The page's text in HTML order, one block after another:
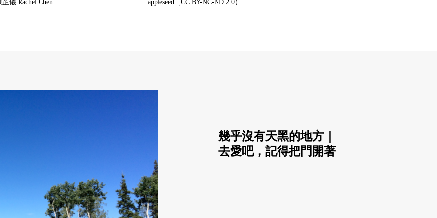
芷儀 Rachel Chen appleseed（CC BY-NC-ND 2.0）
幾乎沒有天黑的地方｜
去愛吧，記得把門開著